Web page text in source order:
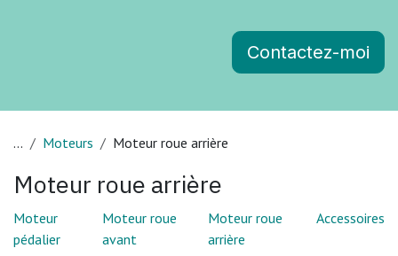
Contactez-moi
... Moteurs Moteur roue arrière
Moteur roue arrière
Moteur
pédalier
Moteur roue
avant
Moteur roue
arrière
Accessoires